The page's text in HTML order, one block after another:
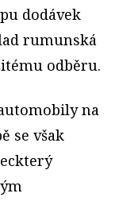
dodávek
rumunská
odběru.
na
se však